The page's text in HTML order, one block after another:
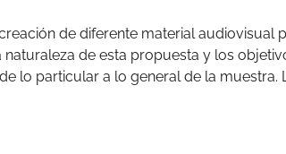
de diferente material
naturaleza de esta propuesta y los
lo particular a lo general de la